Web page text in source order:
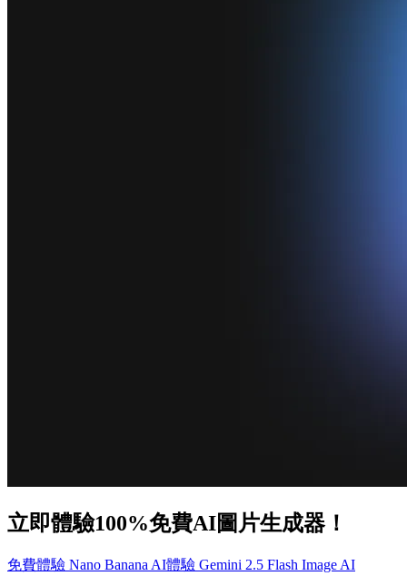
立即體驗100%免費AI圖片生成器！
免費體驗 Nano Banana AI體驗 Gemini 2.5 Flash Image AI